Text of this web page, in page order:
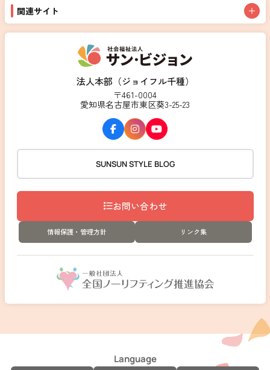
法人本部（ジョイフル千種）
〒461-0004
愛知県名古屋市東区葵3-25-23
SUNSUN STYLE BLOG
お問い合わせ
情報保護・管理方針 リンク集
関連サイト
Language